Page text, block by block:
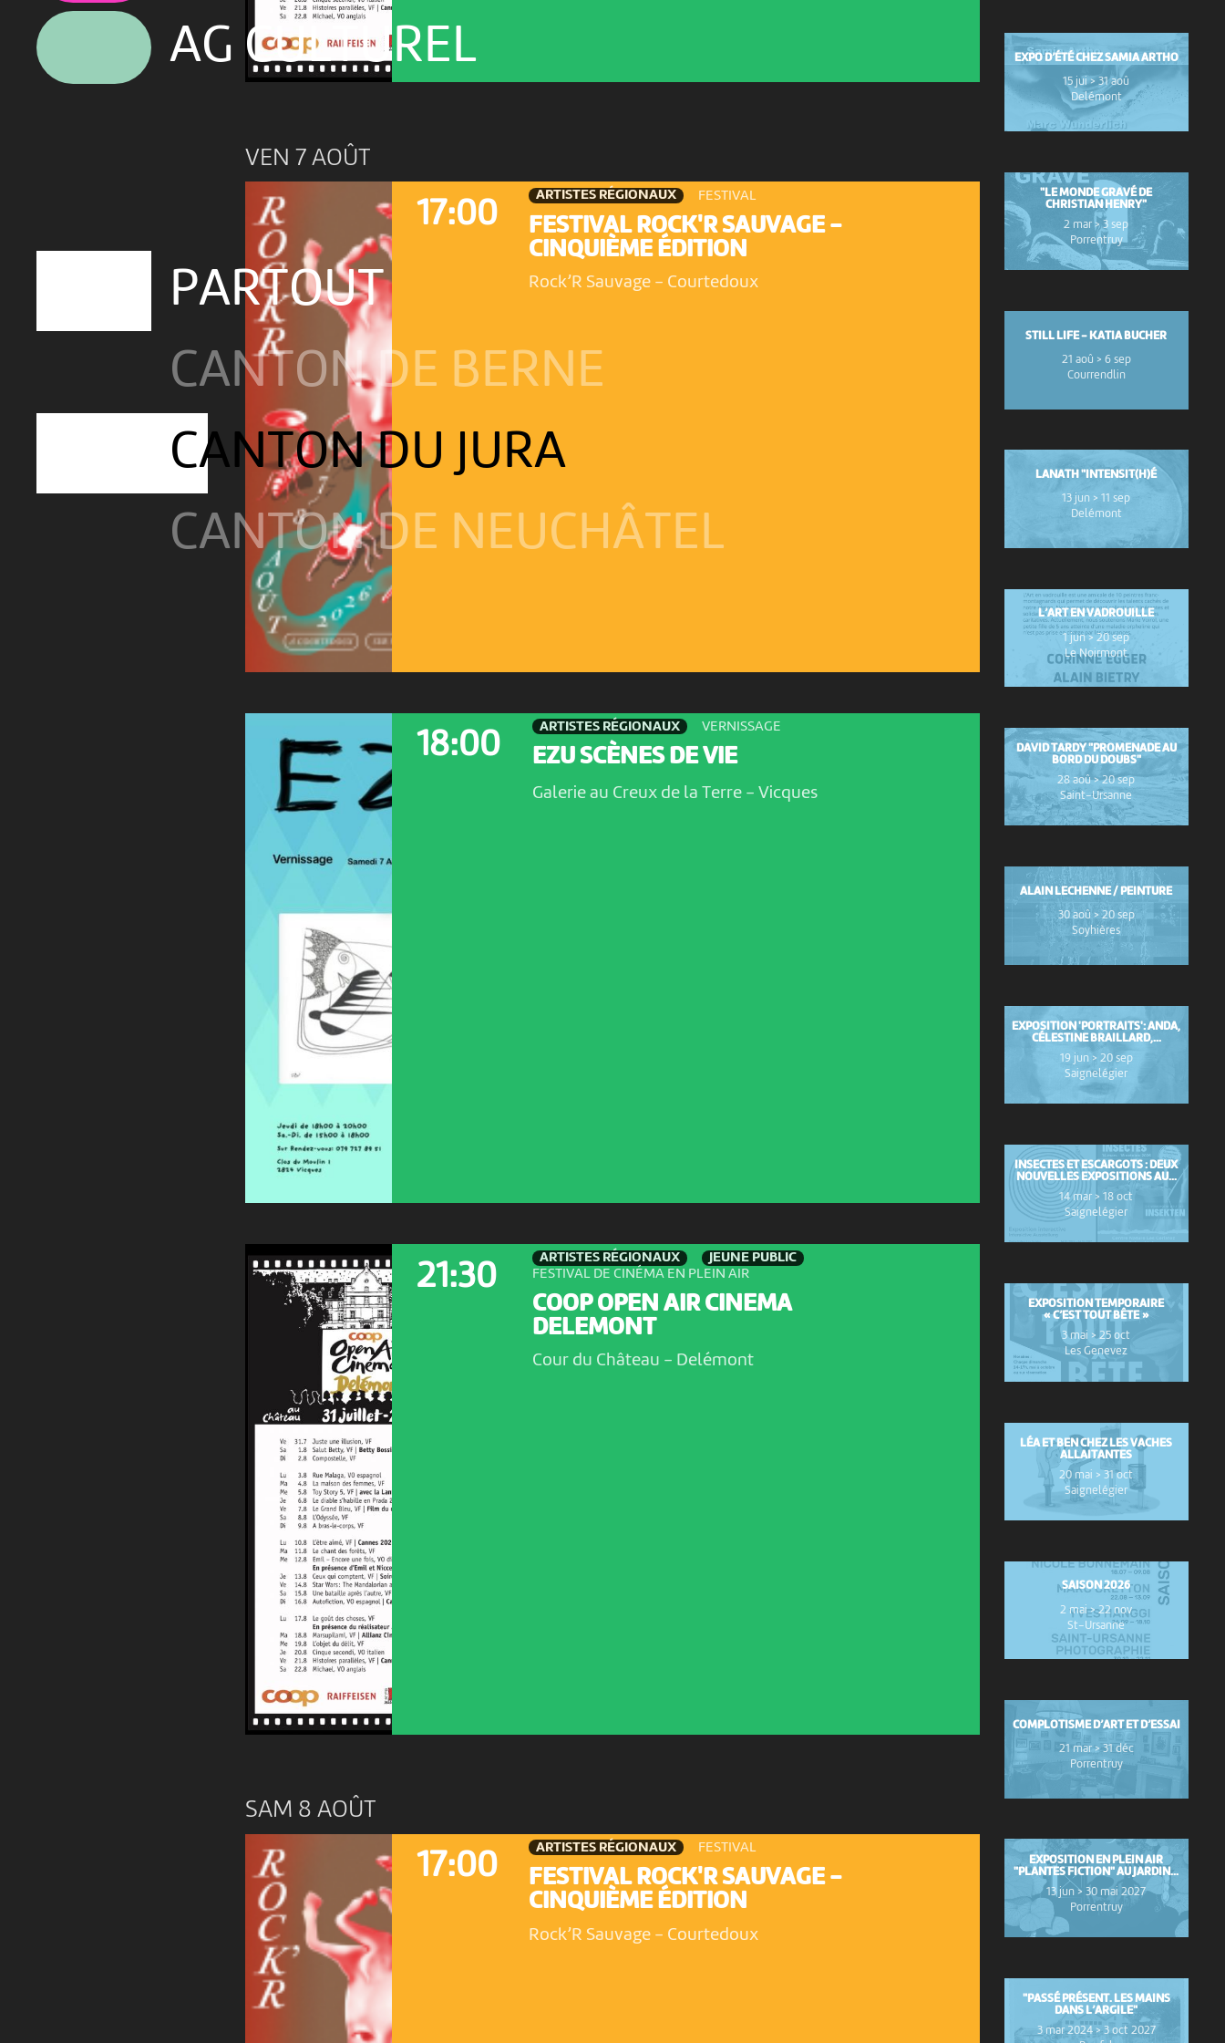
AG CULTUREL
PARTOUT
CANTON DE BERNE
CANTON DU JURA
CANTON DE NEUCHÂTEL
VEN 7 AOÛT
17:00
ARTISTES RÉGIONAUX FESTIVAL
FESTIVAL ROCK'R SAUVAGE -
CINQUIÈME ÉDITION
Rock’R Sauvage - Courtedoux
18:00
ARTISTES RÉGIONAUX VERNISSAGE
EZU SCÈNES DE VIE
Galerie au Creux de la Terre - Vicques
21:30
ARTISTES RÉGIONAUX
JEUNE PUBLIC
FESTIVAL DE CINÉMA EN PLEIN AIR
COOP OPEN AIR CINEMA
DELEMONT
Cour du Château - Delémont
SAM 8 AOÛT
17:00
ARTISTES RÉGIONAUX FESTIVAL
FESTIVAL ROCK'R SAUVAGE -
CINQUIÈME ÉDITION
Rock’R Sauvage - Courtedoux
EXPO D’ÉTÉ CHEZ SAMIA ARTHO
15 jui > 31 aoû
Delémont
"LE MONDE GRAVÉ DE
CHRISTIAN HENRY"
2 mar > 3 sep
Porrentruy
STILL LIFE - KATIA BUCHER
21 aoû > 6 sep
Courrendlin
LANATH "INTENSIT(H)É
13 jun > 11 sep
Delémont
L’ART EN VADROUILLE
1 jun > 20 sep
Le Noirmont
DAVID TARDY "PROMENADE AU
BORD DU DOUBS"
28 aoû > 20 sep
Saint-Ursanne
ALAIN LECHENNE / PEINTURE
30 aoû > 20 sep
Soyhières
EXPOSITION 'PORTRAITS': ANDA,
CÉLESTINE BRAILLARD,...
19 jun > 20 sep
Saignelégier
INSECTES ET ESCARGOTS : DEUX
NOUVELLES EXPOSITIONS AU...
14 mar > 18 oct
Saignelégier
EXPOSITION TEMPORAIRE
« C’EST TOUT BÊTE »
3 mai > 25 oct
Les Genevez
LÉA ET BEN CHEZ LES VACHES
ALLAITANTES
20 mai > 31 oct
Saignelégier
SAISON 2026
2 mai > 22 nov
St-Ursanne
COMPLOTISME D’ART ET D’ESSAI
21 mar > 31 déc
Porrentruy
EXPOSITION EN PLEIN AIR
"PLANTES FICTION" AU JARDIN...
13 jun > 30 mai 2027
Porrentruy
"PASSÉ PRÉSENT. LES MAINS
DANS L’ARGILE"
3 mar 2024 > 3 oct 2027